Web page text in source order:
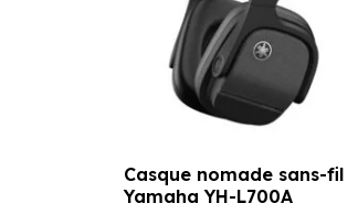
Casque nomade sans-fil
Yamaha YH-L700A